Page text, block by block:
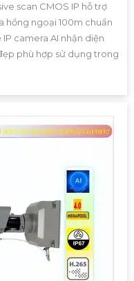
scan CMOS IP hỗ trợ
hồng ngoại 100m chuẩn
camera AI nhận diện
phù hợp sử dụng trong